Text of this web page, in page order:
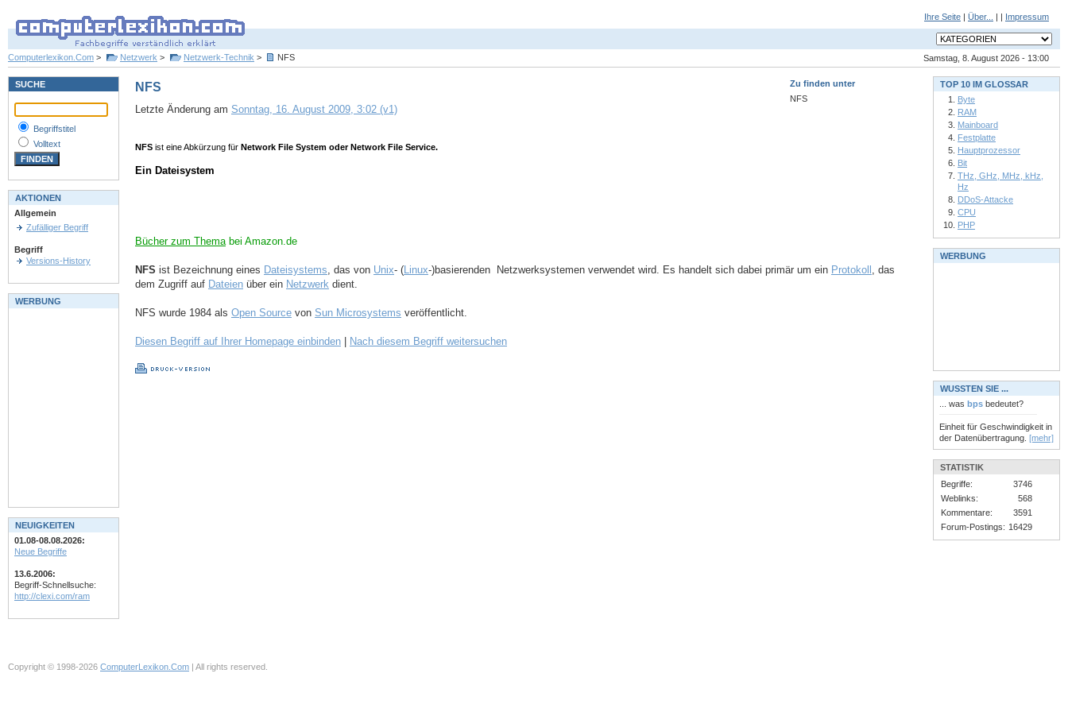
Ihre Seite | Über... | | Impressum
Samstag, 8. August 2026 - 13:00
Computerlexikon.Com > Netzwerk > Netzwerk-Technik > NFS
Zu finden unter
NFS
NFS
Letzte Änderung am Sonntag, 16. August 2009, 3:02 (v1)
NFS ist eine Abkürzung für Network File System oder Network File Service.
Ein Dateisystem
Bücher zum Themabei Amazon.de
NFS ist Bezeichnung eines Dateisystems, das von Unix- (Linux-)basierenden Netzwerksystemen verwendet wird. Es handelt sich dabei primär um ein Protokoll , das
dem Zugriff auf Dateien über ein Netzwerk dient.
NFS wurde 1984 als Open Source von Sun Microsystems veröffentlicht.
Diesen Begriff auf Ihrer Homepage einbinden Nach diesem Begriff weitersuchen
SUCHE
Begriffstitel
Volltext
AKTIONEN
Allgemein
Zufälliger Begriff
Begriff
Versions-History
WERBUNG
NEUIGKEITEN
01.08-08.08.2026:
Neue Begriffe
13.6.2006:
Begriff-Schnellsuche:
http://clexi.com/ram
TOP 10 IM GLOSSAR
Byte
RAM
Mainboard
Festplatte
Hauptprozessor
Bit
THz, GHz, MHz, kHz,
Hz
DDoS-Attacke
CPU
PHP
WERBUNG
WUSSTEN SIE ...
... was bps bedeutet?
Einheit für Geschwindigkeit in
der Datenübertragung. [mehr]
STATISTIK
Begriffe:
3746
Weblinks:
568
Kommentare:
3591
Forum-Postings: 16429
Copyright © 1998-2026 ComputerLexikon.Com | All rights reserved.